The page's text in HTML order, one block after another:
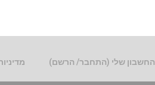
החשבון שלי (התחבר/ הרשם)